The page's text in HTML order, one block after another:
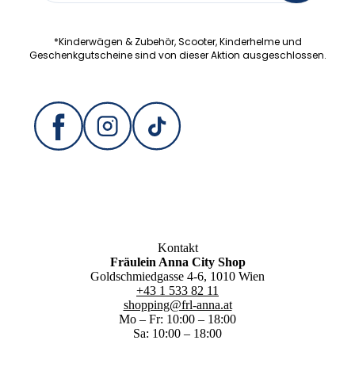
*Kinderwägen & Zubehör, Scooter, Kinderhelme und
Geschenkgutscheine sind von dieser Aktion ausgeschlossen.
Kontakt
Fräulein Anna City Shop
Goldschmiedgasse 4-6, 1010 Wien
+43 1 533 82 11
shopping@frl-anna.at
Mo – Fr: 10:00 – 18:00
Sa: 10:00 – 18:00